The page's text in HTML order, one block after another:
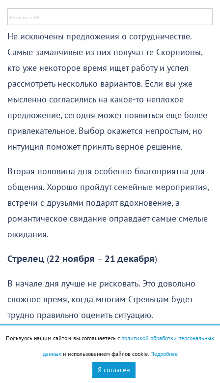
Не исключены предложения о сотрудничестве.
Самые заманчивые из них получат те Скорпионы,
кто уже некоторое время ищет работу и успел
рассмотреть несколько вариантов. Если вы уже
мысленно согласились на какое-то неплохое
предложение, сегодня может появиться еще более
привлекательное. Выбор окажется непростым, но
интуиция поможет принять верное решение.
Вторая половина дня особенно благоприятна для
общения. Хорошо пройдут семейные мероприятия,
встречи с друзьями подарят вдохновение, а
романтическое свидание оправдает самые смелые
ожидания.
Стрелец (22 ноября – 21 декабря)
В начале дня лучше не рисковать. Это довольно
сложное время, когда многим Стрельцам будет
трудно правильно оценить ситуацию.
поэтому с важными решениями лучше не спешить. У
самых впечатлительных Стрельцов в это время
Пользуясь нашим сайтом, вы соглашаетесь с политикой обработки персональных
данныхи использованием файлов cookie. Подробнее
Я согласен